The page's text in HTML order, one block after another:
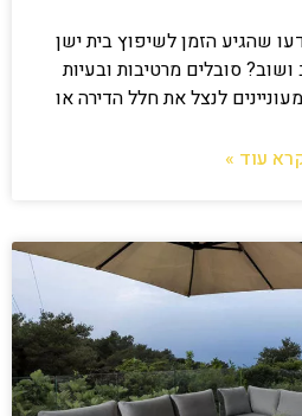
שהגיע הזמן לשיפוץ בית ישן
סובלים מרטיבות ובעיות
לנצל את חלל הדירה או
עוד »